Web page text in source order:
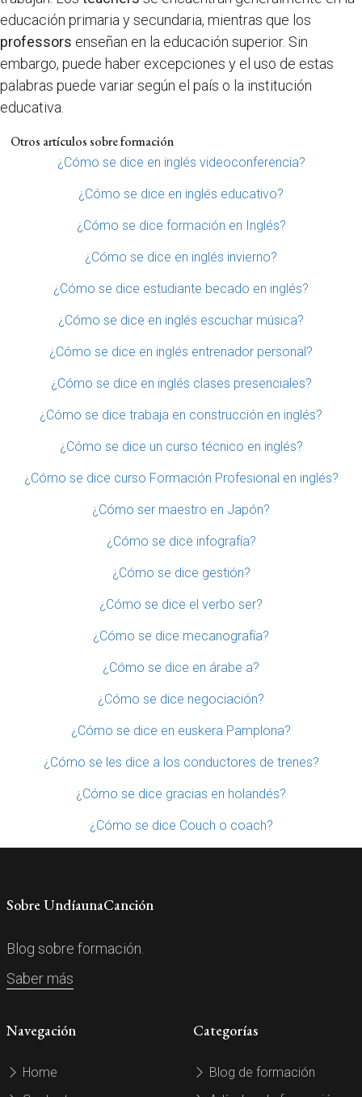
educación primaria y secundaria, mientras que los
professors enseñan en la educación superior. Sin
embargo, puede haber excepciones y el uso de estas
palabras puede variar según el país o la institución
educativa.
Otros artículos sobre formación
¿Cómo se dice en inglés videoconferencia?
¿Cómo se dice en inglés educativo?
¿Cómo se dice formación en Inglés?
¿Cómo se dice en inglés invierno?
¿Cómo se dice estudiante becado en inglés?
¿Cómo se dice en inglés escuchar música?
¿Cómo se dice en inglés entrenador personal?
¿Cómo se dice en inglés clases presenciales?
¿Cómo se dice trabaja en construcción en inglés?
¿Cómo se dice un curso técnico en inglés?
¿Cómo se dice curso Formación Profesional en inglés?
¿Cómo ser maestro en Japón?
¿Cómo se dice infografía?
¿Cómo se dice gestión?
¿Cómo se dice el verbo ser?
¿Cómo se dice mecanografía?
¿Cómo se dice en árabe a?
¿Cómo se dice negociación?
¿Cómo se dice en euskera Pamplona?
¿Cómo se les dice a los conductores de trenes?
¿Cómo se dice gracias en holandés?
¿Cómo se dice Couch o coach?
Sobre UndíaunaCanción
Blog sobre formación.
Saber más
Navegación
Home
Categorías
Blog de formación